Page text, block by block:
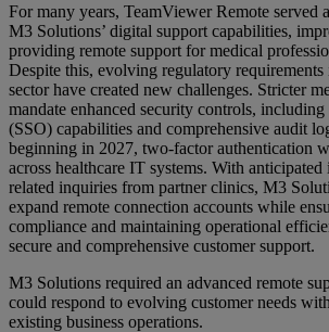
For many years, TeamViewer Remote served
M3 Solutions’ digital support capabilities,
providing remote support for medical
Despite this, evolving regulatory requirements
sector have created new challenges. Stricter
mandate enhanced security controls,
(SSO) capabilities and comprehensive audit
beginning in 2027, two-factor authentication
across healthcare IT systems. With anticipated
related inquiries from partner clinics, M3
expand remote connection accounts while
compliance and maintaining operational
secure and comprehensive customer support.
M3 Solutions required an advanced remote
could respond to evolving customer needs
existing business operations.